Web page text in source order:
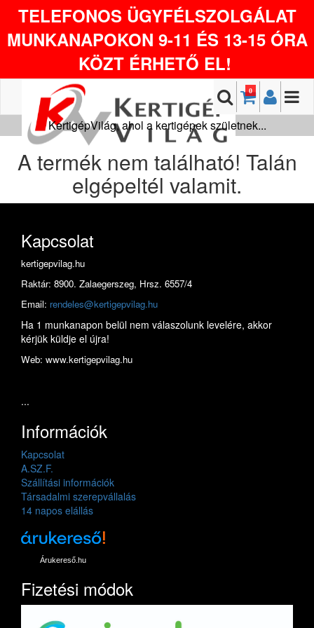
TELEFONOS ÜGYFÉLSZOLGÁLAT
MUNKANAPOKON 9-11 ÉS 13-15 ÓRA
KÖZT ÉRHETŐ EL!
0
KertigépVilág, ahol a kertigépek születnek...
A termék nem található! Talán
elgépeltél valamit.
Kapcsolat
kertigepvilag.hu
Raktár: 8900. Zalaegerszeg, Hrsz. 6557/4
Email: rendeles@kertigepvilag.hu
Ha 1 munkanapon belül nem válaszolunk levelére, akkor
kérjük küldje el újra!
Web: www.kertigepvilag.hu
...
Információk
Kapcsolat
A.SZ.F.
Szállítási információk
Társadalmi szerepvállalás
14 napos elállás
Árukereső.hu
Fizetési módok